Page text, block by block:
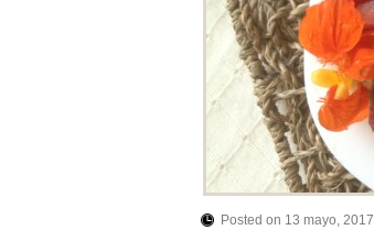
Posted on 13 mayo, 2017